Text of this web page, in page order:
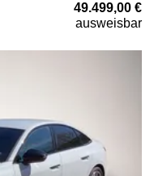
49.499,00 €
ausweisbar